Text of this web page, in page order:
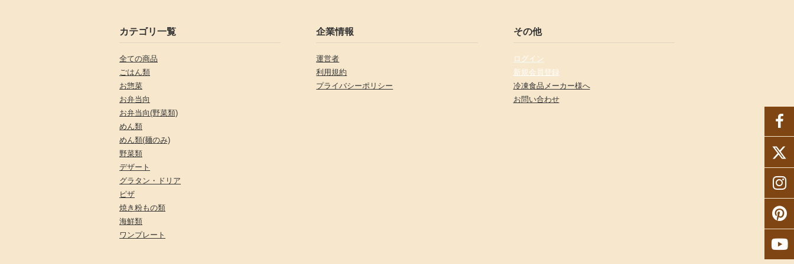
カテゴリ一覧
全ての商品
ごはん類
お惣菜
お弁当向
お弁当向(野菜類)
めん類
めん類(麺のみ)
野菜類
デザート
グラタン・ドリア
ピザ
焼き粉もの類
海鮮類
ワンプレート
企業情報
運営者
利用規約
プライバシーポリシー
その他
ログイン
新規会員登録
冷凍食品メーカー様へ
お問い合わせ